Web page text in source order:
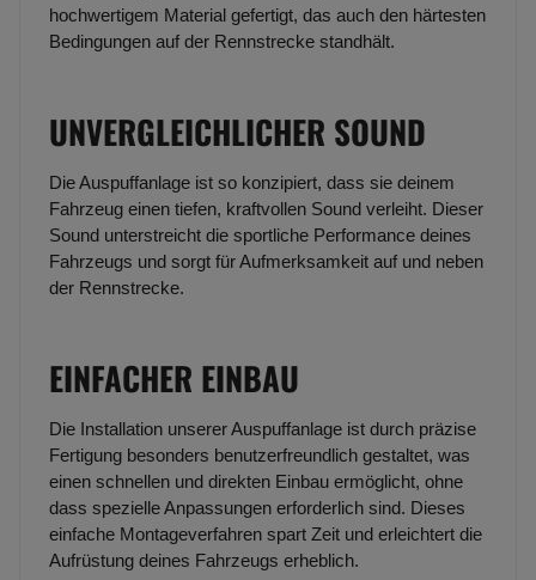
hochwertigem Material gefertigt, das auch den härtesten
Bedingungen auf der Rennstrecke standhält.
UNVERGLEICHLICHER SOUND
Die Auspuffanlage ist so konzipiert, dass sie deinem
Fahrzeug einen tiefen, kraftvollen Sound verleiht. Dieser
Sound unterstreicht die sportliche Performance deines
Fahrzeugs und sorgt für Aufmerksamkeit auf und neben
der Rennstrecke.
EINFACHER EINBAU
Die Installation unserer Auspuffanlage ist durch präzise
Fertigung besonders benutzerfreundlich gestaltet, was
einen schnellen und direkten Einbau ermöglicht, ohne
dass spezielle Anpassungen erforderlich sind. Dieses
einfache Montageverfahren spart Zeit und erleichtert die
Aufrüstung deines Fahrzeugs erheblich.